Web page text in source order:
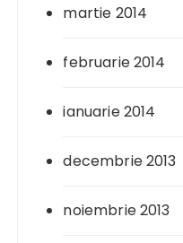
martie 2014
februarie 2014
ianuarie 2014
decembrie 2013
noiembrie 2013